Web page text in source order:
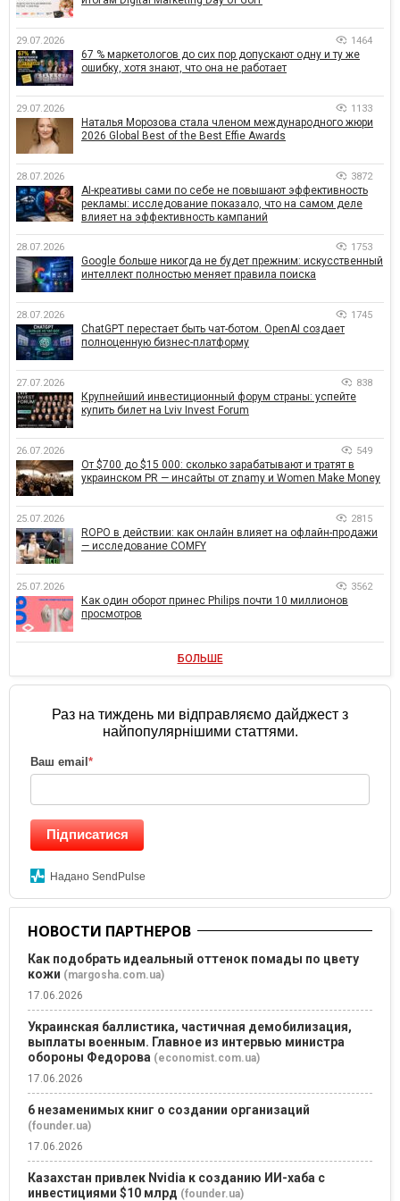
29.07.2026 1464
67 % маркетологов до сих пор допускают одну и ту же
ошибку, хотя знают, что она не работает
29.07.2026 1133
Наталья Морозова стала членом международного жюри
2026 Global Best of the Best Effie Awards
28.07.2026 3872
AI-креативы сами по себе не повышают эффективность
рекламы: исследование показало, что на самом деле
влияет на эффективность кампаний
28.07.2026 1753
Google больше никогда не будет прежним: искусственный
интеллект полностью меняет правила поиска
28.07.2026 1745
ChatGPT перестает быть чат-ботом. OpenAI создает
полноценную бизнес-платформу
27.07.2026 838
Крупнейший инвестиционный форум страны: успейте
купить билет на Lviv Invest Forum
26.07.2026 549
От $700 до $15 000: сколько зарабатывают и тратят в
украинском PR — инсайты от znamy и Women Make Money
25.07.2026 2815
ROPO в действии: как онлайн влияет на офлайн-продажи
— исследование COMFY
25.07.2026 3562
Как один оборот принес Philips почти 10 миллионов
просмотров
БОЛЬШЕ
Раз на тиждень ми відправляємо дайджест з
найпопулярнішими статтями.
Ваш email*
Підписатися
Надано SendPulse
НОВОСТИ ПАРТНЕРОВ
Как подобрать идеальный оттенок помады по цвету
кожи (margosha.com.ua)
17.06.2026
Украинская баллистика, частичная демобилизация,
выплаты военным. Главное из интервью министра
обороны Федорова (economist.com.ua)
17.06.2026
6 незаменимых книг о создании организаций
(founder.ua)
17.06.2026
Казахстан привлек Nvidia к созданию ИИ-хаба с
инвестициями $10 млрд (founder.ua)